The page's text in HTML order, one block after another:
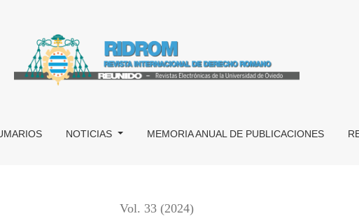
NOTICIAS MEMORIA ANUAL DE PUBLICACIONES
Vol. 33 (2024)